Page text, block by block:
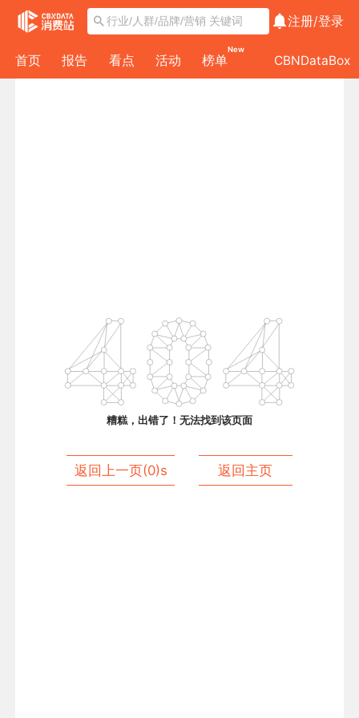
注册/登录
首页 报告 看点 活动 榜单
New
CBNDataBox
糟糕，出错了！无法找到该页面
返回上一页(0)s 返回主页